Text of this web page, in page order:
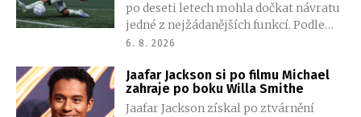
po deseti letech mohla dočkat návratu
jedné z nejžádanějších funkcí. Podle
nejnovějšího úniku nabídne EA FC 27
přenést ji přímo do hry.
6. 8. 2026
Jaafar Jackson si po filmu Michael
zahraje po boku Willa Smithe
Jaafar Jackson získal po ztvárnění